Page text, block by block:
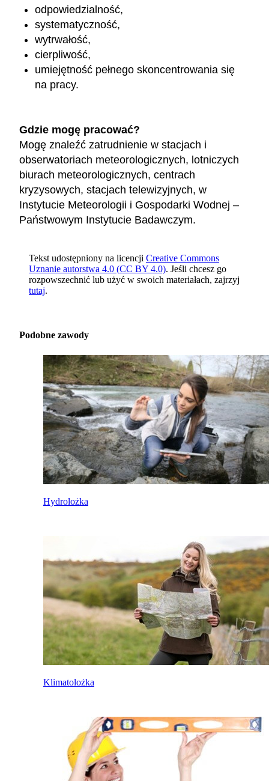
odpowiedzialność,
systematyczność,
wytrwałość,
cierpliwość,
umiejętność pełnego skoncentrowania się
na pracy.
Gdzie mogę pracować?
Mogę znaleźć zatrudnienie w stacjach i
obserwatoriach meteorologicznych, lotniczych
biurach meteorologicznych, centrach
kryzysowych, stacjach telewizyjnych, w
Instytucie Meteorologii i Gospodarki Wodnej –
Państwowym Instytucie Badawczym.
Tekst udostępniony na licencji Creative Commons
Uznanie autorstwa 4.0 (CC BY 4.0). Jeśli chcesz go
rozpowszechnić lub użyć w swoich materiałach, zajrzyj
tutaj.
Podobne zawody
Hydrolożka
Klimatolożka